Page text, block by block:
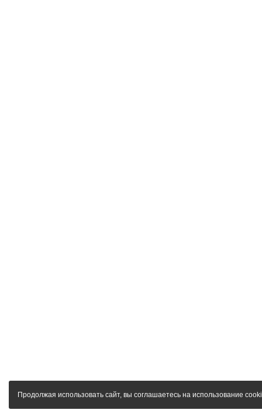
Продолжая использовать сайт, вы соглашаетесь на использование